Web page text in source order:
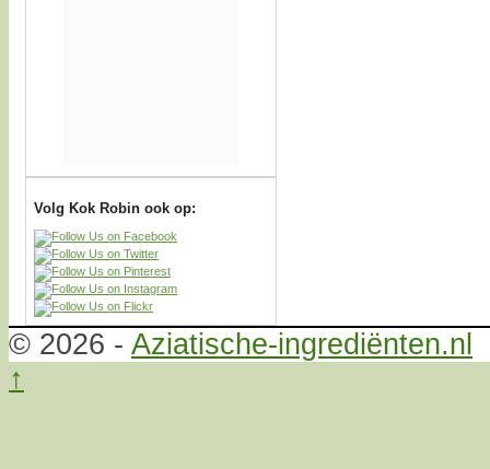
Volg Kok Robin ook op:
© 2026 - Aziatische-ingrediënten.nl
↑